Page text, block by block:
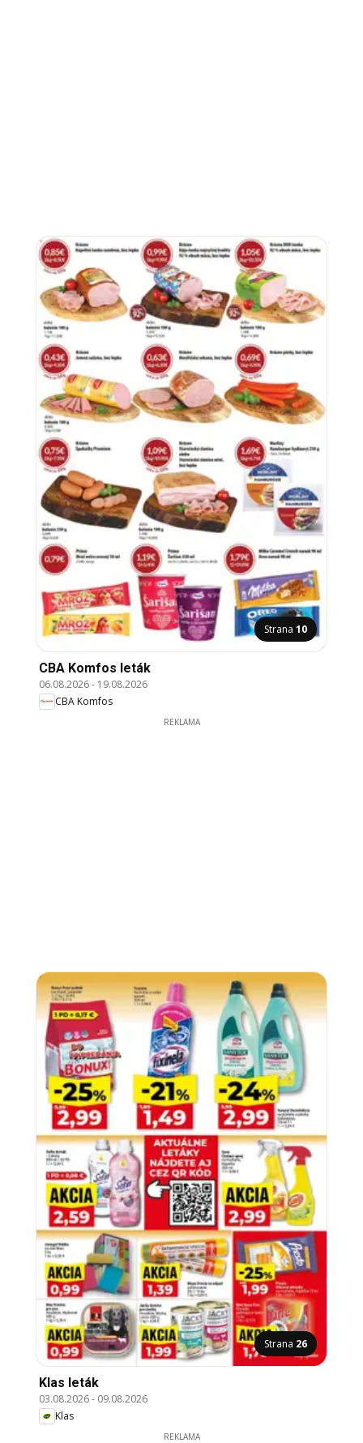
Strana 10
CBA Komfos leták
06.08.2026- 19.08.2026
CBA Komfos
REKLAMA
Strana 26
Klas leták
03.08.2026- 09.08.2026
Klas
REKLAMA